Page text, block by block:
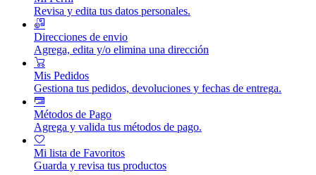
Revisa y edita tus datos personales.
Direcciones de envio
Agrega, edita y/o elimina una dirección
Mis Pedidos
Gestiona tus pedidos, devoluciones y fechas de entrega.
Métodos de Pago
Agrega y valida tus métodos de pago.
Mi lista de Favoritos
Guarda y revisa tus productos